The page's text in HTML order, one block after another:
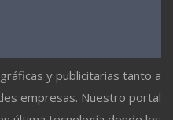
y publicitarias tanto a
empresas. Nuestro portal